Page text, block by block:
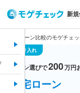
新
住宅ローン比較のモゲチェ
新規借り入れ
ローン選びで200万円
住宅ローン
覧